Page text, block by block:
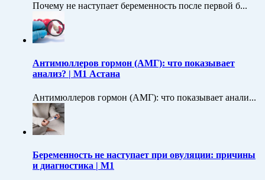
Почему не наступает беременность после первой б...
Антимюллеров гормон (АМГ): что показывает
анализ? | M1 Астана
Антимюллеров гормон (АМГ): что показывает анали...
Беременность не наступает при овуляции: причины
и диагностика | M1